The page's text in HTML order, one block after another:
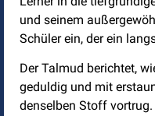
und seinem
Schüler ein, der ein
Der Talmud berichtet,
geduldig und mit
denselben Stoff